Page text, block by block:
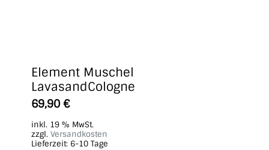
Element Muschel
LavasandCologne
69,90 €
inkl. 19 % MwSt.
zzgl. Versandkosten
Lieferzeit: 6-10 Tage